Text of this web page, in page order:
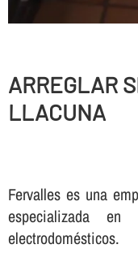
ARREGLAR
LLACUNA
Fervalles es una
especializada
electrodomésticos.